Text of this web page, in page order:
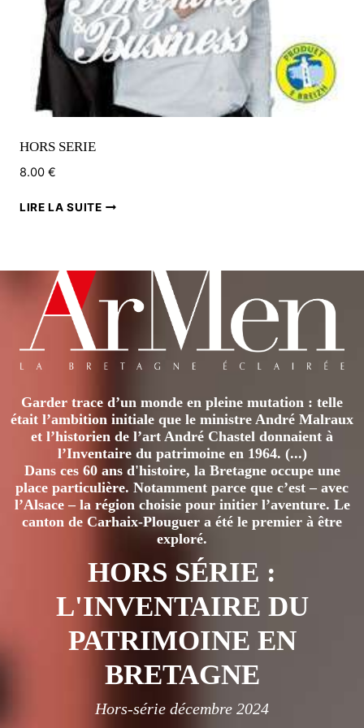
HORS SERIE
8.00 €
LIRE LA SUITE
Garder trace d’un monde en pleine mutation : telle
était l’ambition initiale que le ministre André Malraux
et l’historien de l’art André Chastel donnaient à
l’Inventaire du patrimoine en 1964. (...)
Dans ces 60 ans d'histoire, la Bretagne occupe une
place particulière. Notamment parce que c’est – avec
l’Alsace – la région choisie pour initier l’aventure. Le
canton de Carhaix-Plouguer a été le premier à être
exploré.
HORS SÉRIE :
L'INVENTAIRE DU
PATRIMOINE EN
BRETAGNE
Hors-série décembre 2024